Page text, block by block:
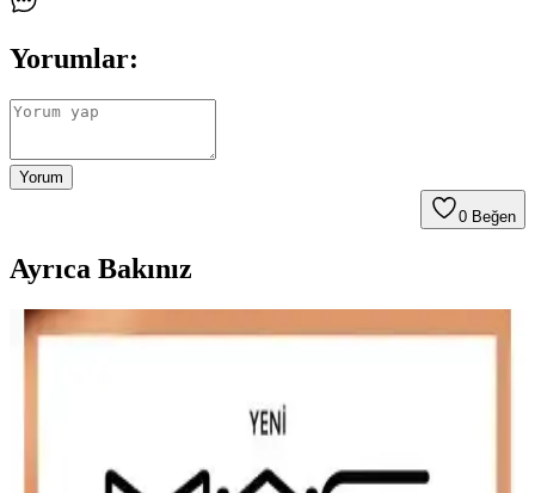
Yorumlar:
Yorum
0 Beğen
Ayrıca Bakınız
Gabrini HD Matte Fondöten İncelemesi: Kalıcılık ve
Gabrini HD Matte Fondöten hakkında spesifik bilgiler olmamakla
birlikte, mat fondötenlerin kalıcılık ve performans özellikleri genel
mat bir görünüm elde etmek mümkün.